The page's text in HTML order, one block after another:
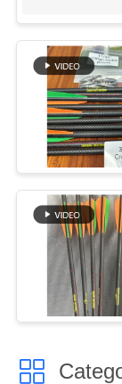
POLÍTICA
DE